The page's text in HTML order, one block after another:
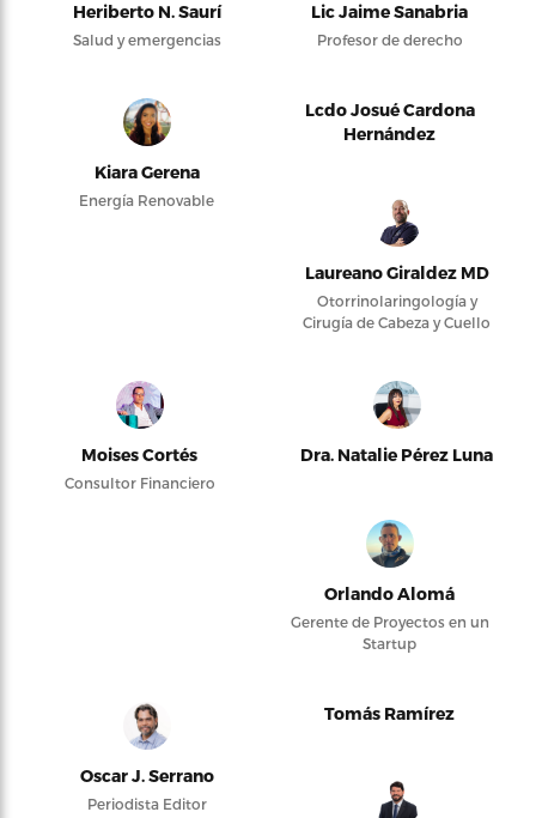
Heriberto N. Saurí
Salud y emergencias
Lic Jaime Sanabria
Profesor de derecho
Kiara Gerena
Energía Renovable
Lcdo Josué Cardona
Hernández
Laureano Giraldez MD
Otorrinolaringología y
Cirugía de Cabeza y Cuello
Moises Cortés
Consultor Financiero
Dra. Natalie Pérez Luna
Orlando Alomá
Gerente de Proyectos en un
Startup
Oscar J. Serrano
Periodista Editor
Tomás Ramírez